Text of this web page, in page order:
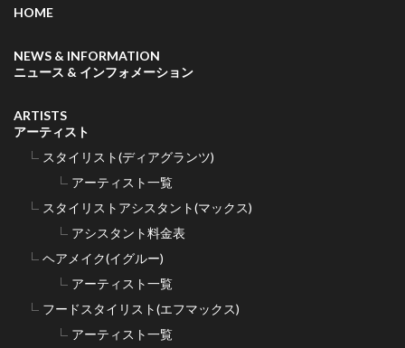
HOME
NEWS & INFORMATION
ニュース & インフォメーション
ARTISTS
アーティスト
スタイリスト(ディアグランツ)
アーティスト一覧
スタイリストアシスタント(マックス)
アシスタント料金表
ヘアメイク(イグルー)
アーティスト一覧
フードスタイリスト(エフマックス)
アーティスト一覧